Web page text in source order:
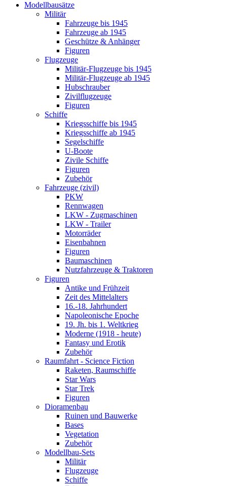
Modellbausätze
Militär
Fahrzeuge bis 1945
Fahrzeuge ab 1945
Geschütze & Anhänger
Figuren
Flugzeuge
Militär-Flugzeuge bis 1945
Militär-Flugzeuge ab 1945
Hubschrauber
Zivilflugzeuge
Figuren
Schiffe
Kriegsschiffe bis 1945
Kriegsschiffe ab 1945
Segelschiffe
U-Boote
Zivile Schiffe
Figuren
Zubehör
Fahrzeuge (zivil)
PKW
Rennwagen
LKW - Zugmaschinen
LKW - Trailer
Motorräder
Eisenbahnen
Figuren
Baumaschinen
Nutzfahrzeuge & Traktoren
Figuren
Antike und Frühzeit
Zeit des Mittelalters
16.-18. Jahrhundert
Napoleonische Epoche
19. Jh. bis 1. Weltkrieg
Moderne (1918 - heute)
Fantasy und Erotik
Zubehör
Raumfahrt - Science Fiction
Raketen, Raumschiffe
Star Wars
Star Trek
Figuren
Dioramenbau
Ruinen und Bauwerke
Bases
Vegetation
Zubehör
Modellbau-Sets
Militär
Flugzeuge
Schiffe